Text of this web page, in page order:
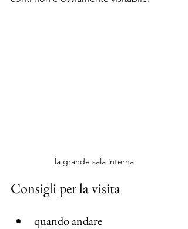
la grande sala interna
Consigli per la visita
quando andare